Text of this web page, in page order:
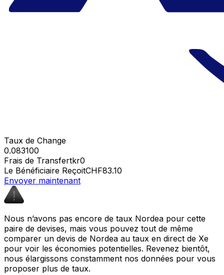
Taux de Change
0.083100
Frais de Transfertkr0
Le Bénéficiaire ReçoitCHF83.10
Envoyer maintenant
Nous n’avons pas encore de taux Nordea pour cette
paire de devises, mais vous pouvez tout de même
comparer un devis de Nordea au taux en direct de Xe
pour voir les économies potentielles. Revenez bientôt,
nous élargissons constamment nos données pour vous
proposer plus de taux.